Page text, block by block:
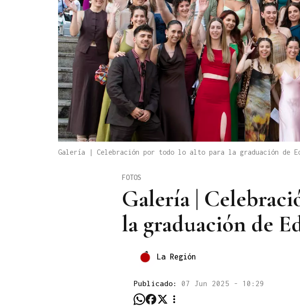
Galería | Celebración por todo lo alto para la graduación de
Galería |
la graduación de
FOTOS
La Región
Publicado: 07 Jun 2025 - 10:29